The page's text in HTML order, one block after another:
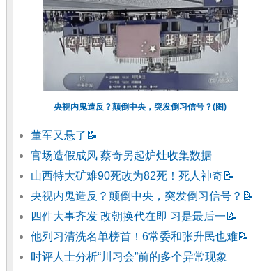
央视内鬼造反？颠倒中央，突发倒习信号？(图)
董军又悬了 📝
官场造假成风 蔡奇另起炉灶收集数据
山西特大矿难90死改为82死！死人神奇📝
央视内鬼造反？颠倒中央，突发倒习信号？ 📝
四件大事齐发 改朝换代在即 习是最后一 📝
他列习清洗名单榜首！6常委和张升民也难📝
时评人士分析“川习会”前的多个异常现象